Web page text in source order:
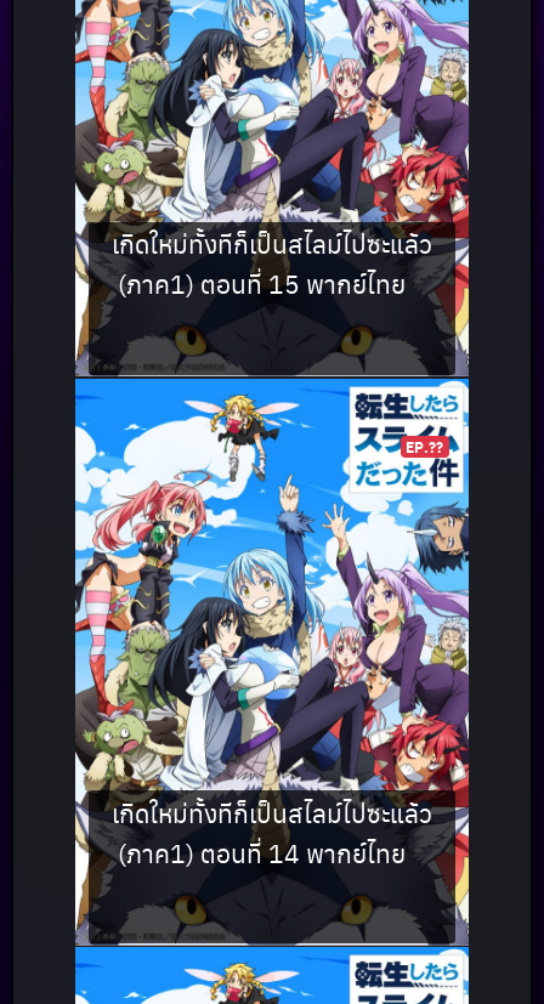
เกิดใหม่ทั้งทีก็เป็นสไลม์ไปซะแล้ว
(ภาค1) ตอนที่ 15 พากย์ไทย
EP.??
เกิดใหม่ทั้งทีก็เป็นสไลม์ไปซะแล้ว
(ภาค1) ตอนที่ 14 พากย์ไทย